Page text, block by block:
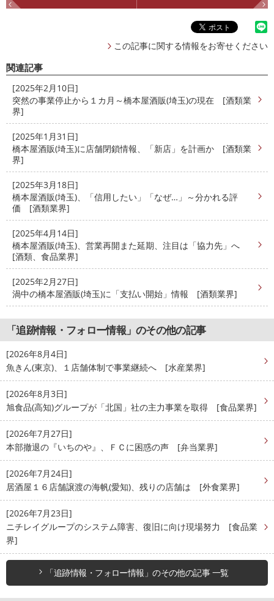
この記事に関する情報をお寄せください
関連記事
[2025年2月10日]
突然の事業停止から１カ月～橋本屋酒販(埼玉)の現在 [酒類業
界]
[2025年1月31日]
橋本屋酒販(埼玉)に店舗閉鎖情報、「新店」を計画か [酒類業
界]
[2025年3月18日]
橋本屋酒販(埼玉)、「信用したい」「なぜ…」～分かれる評
価 [酒類業界]
[2025年4月14日]
橋本屋酒販(埼玉)、営業再開また延期、注目は「協力先」へ
[酒類、食品業界]
[2025年2月27日]
渦中の橋本屋酒販(埼玉)に「支払い開始」情報 [酒類業界]
「追跡情報・フォロー情報」のその他の記事
[2026年8月4日]
魚きん(東京)、１店舗体制で事業継続へ [水産業界]
[2026年8月3日]
旭食品(高知)グループが「北国」社の主力事業を取得 [食品業界]
[2026年7月27日]
本部撤退の『いちのや』、ＦＣに困惑の声 [弁当業界]
[2026年7月24日]
居酒屋１６店舗譲渡の海帆(愛知)、残りの店舗は [外食業界]
[2026年7月23日]
ニチレイグループのシステム障害、復旧に向け現場努力 [食品業
界]
「追跡情報・フォロー情報」のその他の記事 一覧